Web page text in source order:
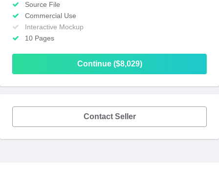
Source File
Commercial Use
Interactive Mockup
10 Pages
Continue ($8,029)
Contact Seller